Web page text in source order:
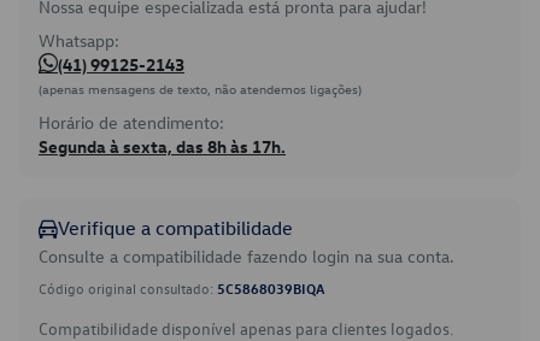
Nossa equipe especializada está pronta para ajudar!
Whatsapp:
(41) 99125-2143
(apenas mensagens de texto, não atendemos ligações)
Horário de atendimento:
Segunda à sexta, das 8h às 17h.
Verifique a compatibilidade
Consulte a compatibilidade fazendo login na sua conta.
Código original consultado: 5C5868039BIQA
Compatibilidade disponível apenas para clientes logados.